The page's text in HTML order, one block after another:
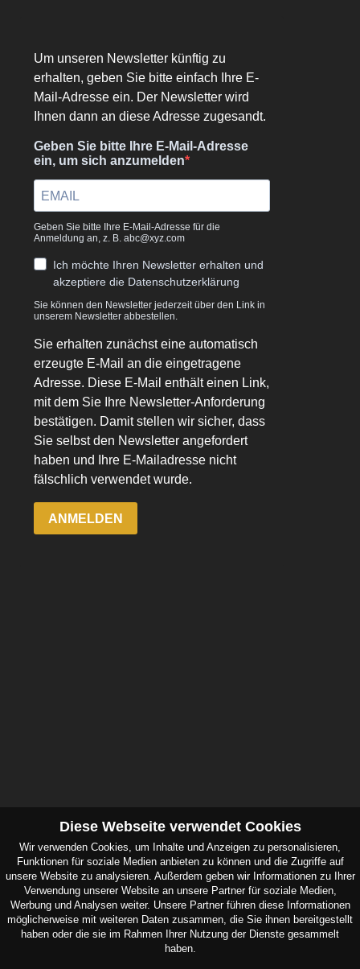
Anschrift
FAIR Handelsgesellschaft mbH
Weseler Str.683
48163 Münster
Diese Webseite verwendet Cookies
Wir verwenden Cookies, um Inhalte und Anzeigen zu personalisieren,
Funktionen für soziale Medien anbieten zu können und die Zugriffe auf
unsere Website zu analysieren. Außerdem geben wir Informationen zu Ihrer
Verwendung unserer Website an unsere Partner für soziale Medien,
Werbung und Analysen weiter. Unsere Partner führen diese Informationen
möglicherweise mit weiteren Daten zusammen, die Sie ihnen bereitgestellt
haben oder die sie im Rahmen Ihrer Nutzung der Dienste gesammelt
haben.